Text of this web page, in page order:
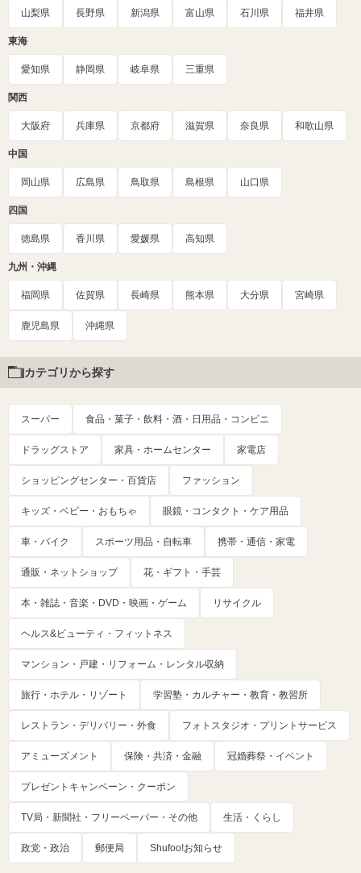
山梨県 長野県 新潟県 富山県 石川県 福井県
東海
愛知県 静岡県 岐阜県 三重県
関西
大阪府 兵庫県 京都府 滋賀県 奈良県 和歌山県
中国
岡山県 広島県 鳥取県 島根県 山口県
四国
徳島県 香川県 愛媛県 高知県
九州・沖縄
福岡県 佐賀県 長崎県 熊本県 大分県 宮崎県
鹿児島県 沖縄県
カテゴリから探す
スーパー 食品・菓子・飲料・酒・日用品・コンビニ
ドラッグストア 家具・ホームセンター 家電店
ショッピングセンター・百貨店 ファッション
キッズ・ベビー・おもちゃ 眼鏡・コンタクト・ケア用品
車・バイク スポーツ用品・自転車 携帯・通信・家電
通販・ネットショップ 花・ギフト・手芸
本・雑誌・音楽・DVD・映画・ゲーム リサイクル
ヘルス&ビューティ・フィットネス
マンション・戸建・リフォーム・レンタル収納
旅行・ホテル・リゾート 学習塾・カルチャー・教育・教習所
レストラン・デリバリー・外食 フォトスタジオ・プリントサービス
アミューズメント 保険・共済・金融 冠婚葬祭・イベント
プレゼントキャンペーン・クーポン
TV局・新聞社・フリーペーパー・その他 生活・くらし
政党・政治 郵便局 Shufoo!お知らせ